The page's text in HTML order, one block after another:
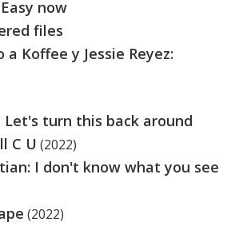
now
files
Koffee y Jessie Reyez:
Let's turn this back around
C U (2022)
I don't know what you see
(2022)